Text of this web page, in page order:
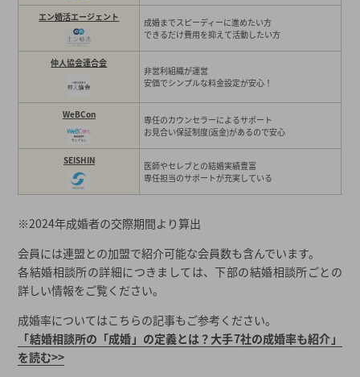
福岡のハイクラス結婚相談所 安い順ランキング
福岡の地域密着型の結婚相談所 安い順ランキング
福岡の大手結婚相談所 安い順ランキング
福岡の結婚相談所の会員数ランキング
福岡県内で結婚相談所が多い地域
福岡市
北九州・小倉
久留米市
福岡県にハイクラス結婚相談所はある？
年代別のおすすめな福岡県の結婚相談所は？
福岡県の婚活事情とは？
福岡県の平均初婚・初産年齢（全国との比較）
福岡県の男女・年齢別平均年収
福岡県の学歴別平均年収《男性》
福岡県の学歴別平均年収《女性》
エン婚活エージェント
成婚までスピーディーに進めたい方
できるだけ費用を抑えて活動したい方
仲人協会連合会
非営利組織が運営
安価でシンプルな料金設定が安心！
WeBCon
専任のカウンセラーによるサポート
お見合い保証制度(返金)があるので安心
SEISHIN
医師やセレブとの結婚実績豊富
専任担当のサポートが充実している
※2024年成婚者の交際期間より算出
会員には連盟との加盟で紹介可能な会員数も含んでいます。
各結婚相談所の詳細につきましては、下部の結婚相談所ごとの
詳しい情報をご覧ください。
成婚率についてはこちらの記事もご参考ください。
「結婚相談所の「成婚」の定義とは？大手7社の成婚率も紹介」
を読む>>